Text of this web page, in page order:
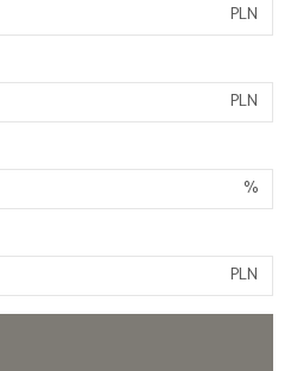
PLN
PLN
%
PLN